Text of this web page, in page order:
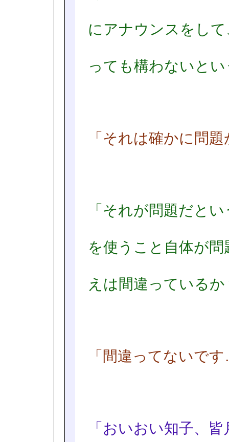
にアナウンスをし
っても構わないと
「それは確かに問
「それが問題だと
を使うこと自体が
えは間違っているか
「間違ってないで
「おいおい知子、